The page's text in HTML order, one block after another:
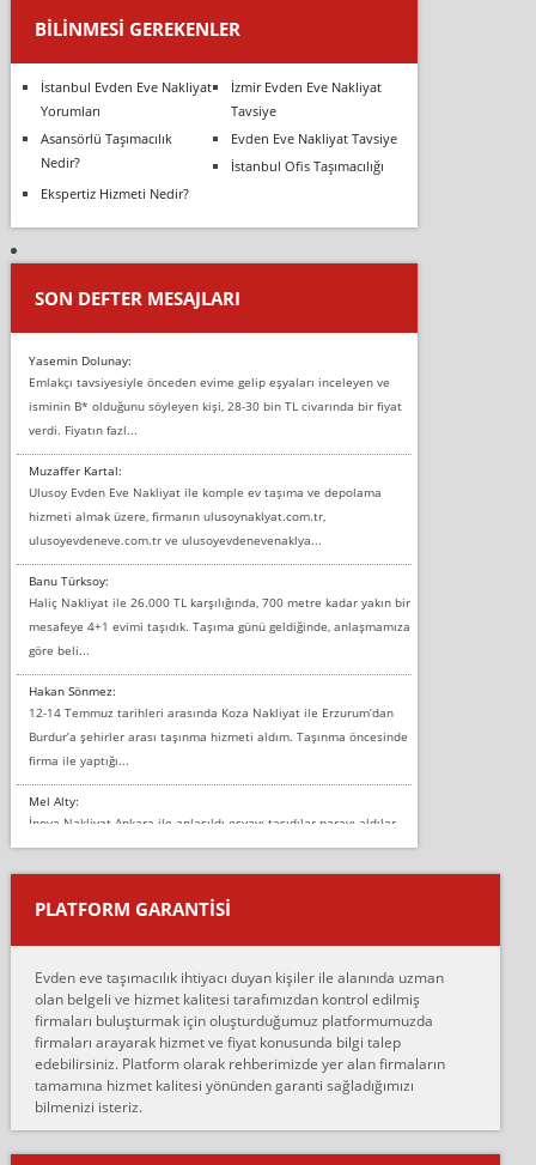
BILINMESI GEREKENLER
İstanbul Evden Eve Nakliyat
Yorumları
İzmir Evden Eve Nakliyat
Tavsiye
Asansörlü Taşımacılık
Nedir?
Evden Eve Nakliyat Tavsiye
İstanbul Ofis Taşımacılığı
Ekspertiz Hizmeti Nedir?
SON DEFTER MESAJLARI
Yasemin Dolunay:
Emlakçı tavsiyesiyle önceden evime gelip eşyaları inceleyen ve
isminin B* olduğunu söyleyen kişi, 28-30 bin TL civarında bir fiyat
verdi. Fiyatın fazl...
Muzaffer Kartal:
Ulusoy Evden Eve Nakliyat ile komple ev taşıma ve depolama
hizmeti almak üzere, firmanın ulusoynaklyat.com.tr,
ulusoyevdeneve.com.tr ve ulusoyevdenevenaklya...
Banu Türksoy:
Haliç Nakliyat ile 26.000 TL karşılığında, 700 metre kadar yakın bir
mesafeye 4+1 evimi taşıdık. Taşıma günü geldiğinde, anlaşmamıza
göre beli...
Hakan Sönmez:
12-14 Temmuz tarihleri arasında Koza Nakliyat ile Erzurum’dan
Burdur’a şehirler arası taşınma hizmeti aldım. Taşınma öncesinde
firma ile yaptığı...
Mel Alty:
İnova Nakliyat Ankara ile anlaşıldı eşyayı taşıdılar parayı aldılar.
Salon duvarına bir baktım birisi boydan alüminyum renkli bantı
yapıştırm...
Murat:
çalıştıklarını, müş...
Ahmet:
Lüleburgaz güngünes evden eve naklyat eşyalarımı taşımak için
anlaştık sabah eve geldiklerinde de eşyalarımı düzgün şekilde
sarcaz demelerine r...
mehmet güldü:
Ankara ALİCANLAR NAKLİYAT Tutarsız ve ticari ahlak problemleri
PLATFORM GARANTİSİ
Evden eve taşımacılık ihtiyacı duyan kişiler ile alanında uzman
olan belgeli ve hizmet kalitesi tarafımızdan kontrol edilmiş
firmaları buluşturmak için oluşturduğumuz platformumuzda
firmaları arayarak hizmet ve fiyat konusunda bilgi talep
edebilirsiniz. Platform olarak rehberimizde yer alan firmaların
tamamına hizmet kalitesi yönünden garanti sağladığımızı
bilmenizi isteriz.